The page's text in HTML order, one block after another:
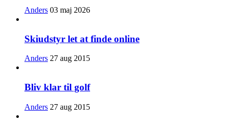
Anders 03 maj 2026
Skiudstyr let at finde online
Anders 27 aug 2015
Bliv klar til golf
Anders 27 aug 2015